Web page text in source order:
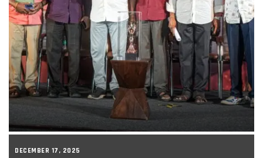
DECEMBER 17, 2025